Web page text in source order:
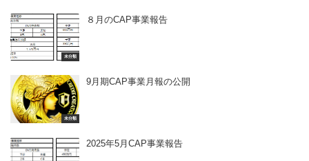
未分類
８月のCAP事業報告
未分類
9月期CAP事業月報の公開
2025年5月CAP事業報告